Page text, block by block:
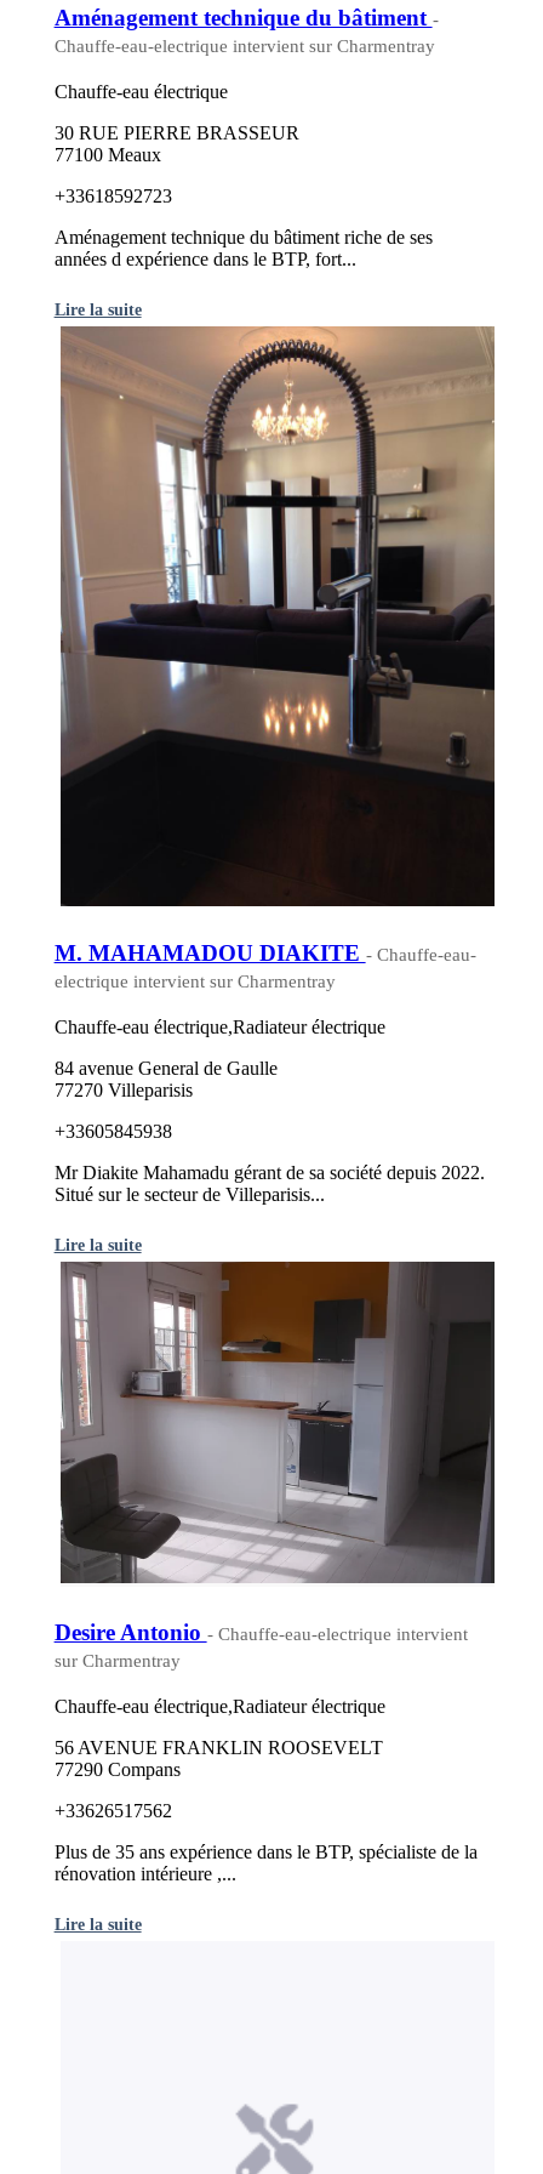
Aménagement technique du bâtiment -
Chauffe-eau-electrique intervient sur Charmentray
Chauffe-eau électrique
30 RUE PIERRE BRASSEUR
77100 Meaux
+33618592723
Aménagement technique du bâtiment riche de ses
années d expérience dans le BTP, fort...
Lire la suite
M. MAHAMADOU DIAKITE - Chauffe-eau-
electrique intervient sur Charmentray
Chauffe-eau électrique,Radiateur électrique
84 avenue General de Gaulle
77270 Villeparisis
+33605845938
Mr Diakite Mahamadu gérant de sa société depuis 2022.
Situé sur le secteur de Villeparisis...
Lire la suite
Desire Antonio - Chauffe-eau-electrique intervient
sur Charmentray
Chauffe-eau électrique,Radiateur électrique
56 AVENUE FRANKLIN ROOSEVELT
77290 Compans
+33626517562
Plus de 35 ans expérience dans le BTP, spécialiste de la
rénovation intérieure ,...
Lire la suite